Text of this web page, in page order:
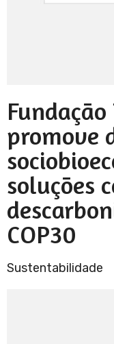
promove
soluções
COP30
Sustentabilidade